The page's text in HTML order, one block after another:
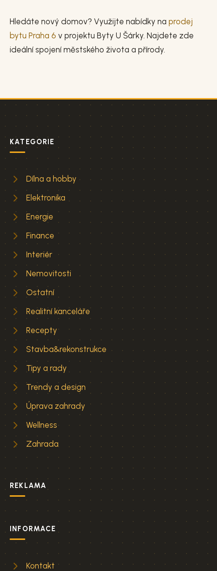
Hledáte nový domov? Využijte nabídky na prodej
bytu Praha 6 v projektu Byty U Šárky. Najdete zde
ideální spojení městského života a přírody.
KATEGORIE
Dílna a hobby
Elektronika
Energie
Finance
Interiér
Nemovitosti
Ostatní
Realitní kanceláře
Recepty
Stavba&rekonstrukce
Tipy a rady
Trendy a design
Úprava zahrady
Wellness
Zahrada
REKLAMA
INFORMACE
Kontakt